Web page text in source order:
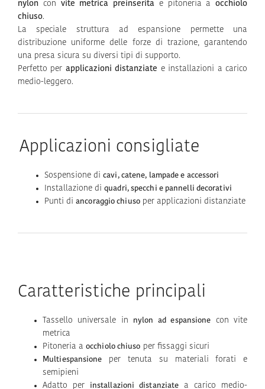
nylon con vite metrica preinserita e pitoneria a occhiolo
chiuso.
La speciale struttura ad espansione permette una
distribuzione uniforme delle forze di trazione, garantendo
una presa sicura su diversi tipi di supporto.
Perfetto per applicazioni distanziate e installazioni a carico
medio-leggero.
Applicazioni consigliate
Sospensione dicavi, catene, lampade e accessori
Installazione diquadri, specchi e pannelli decorativi
Punti diancoraggio chiusoper applicazioni distanziate
Caratteristiche principali
Tassello universale in nylon ad espansione
con vite
metrica
Pitoneria a occhiolo chiuso per fissaggi sicuri
Multiespansione
per tenuta su materiali forati e
semipieni
Adatto per
installazioni distanziate a carico medio-